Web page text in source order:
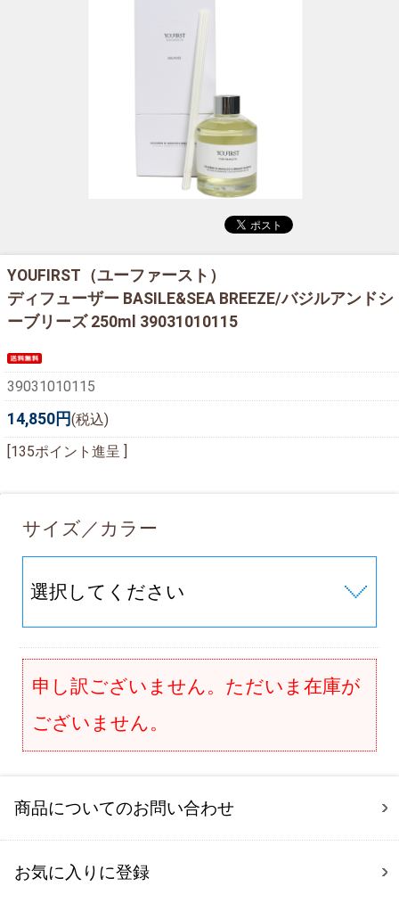
YOUFIRST（ユーファースト）
ディフューザー BASILE&SEA BREEZE/バジルアンドシ
ーブリーズ 250ml 39031010115
39031010115
14,850円(税込)
[135ポイント進呈 ]
サイズ／カラー
申し訳ございません。ただいま在庫が
ございません。
商品についてのお問い合わせ
お気に入りに登録